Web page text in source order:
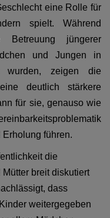
eine Rolle für
spielt. Während
jüngerer
und Jungen in
wurden, zeigen die
deutlich stärkere
für sie, genauso wie
führen.
die
breit diskutiert
dass
weitergegeben